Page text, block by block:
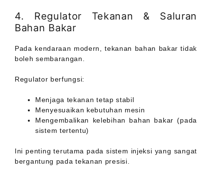
4. Regulator Tekanan & Saluran
Bahan Bakar
Pada kendaraan modern, tekanan bahan bakar tidak
boleh sembarangan.
Regulator berfungsi:
Menjaga tekanan tetap stabil
Menyesuaikan kebutuhan mesin
Mengembalikan kelebihan bahan bakar (pada
sistem tertentu)
Ini penting terutama pada sistem injeksi yang sangat
bergantung pada tekanan presisi.